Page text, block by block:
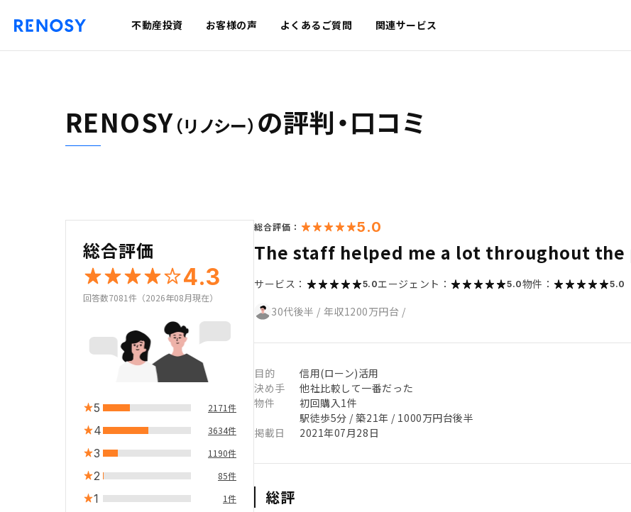
不動産投資 お客様の声 よくあるご質問 関連サービス
RENOSY（リノシー） の評判・口コミ
総合評価
4.3
回答数7081件（2026年08月現在）
5 2171件
4 3634件
3 1190件
2 85件
1 1件
総合評価： 5.0
The staff helped me a lot throughout
サービス： 5.0エージェント： 5.0物件： 5.0
30代後半 / 年収1200万円台 /
目的
信用(ローン)活用
決め手
他社比較して一番だった
物件
初回購入1件
駅徒歩5分 / 築21年 / 1000万円台後半
掲載日
2021年07月28日
総評